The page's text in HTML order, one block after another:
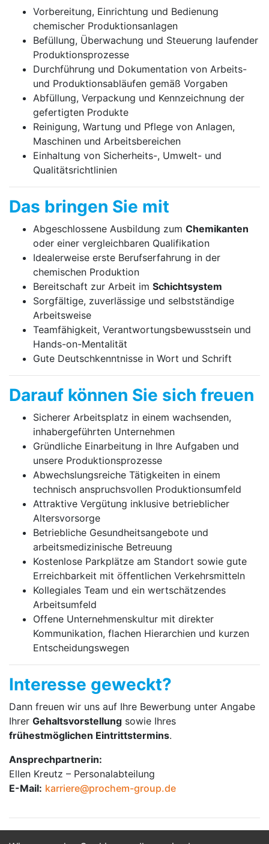
Vorbereitung, Einrichtung und Bedienung
chemischer Produktionsanlagen
Befüllung, Überwachung und Steuerung laufender
Produktionsprozesse
Durchführung und Dokumentation von Arbeits-
und Produktionsabläufen gemäß Vorgaben
Abfüllung, Verpackung und Kennzeichnung der
gefertigten Produkte
Reinigung, Wartung und Pflege von Anlagen,
Maschinen und Arbeitsbereichen
Einhaltung von Sicherheits-, Umwelt- und
Qualitätsrichtlinien
Das bringen Sie mit
Abgeschlossene Ausbildung zum Chemikanten
oder einer vergleichbaren Qualifikation
Idealerweise erste Berufserfahrung in der
chemischen Produktion
Bereitschaft zur Arbeit im Schichtsystem
Sorgfältige, zuverlässige und selbstständige
Arbeitsweise
Teamfähigkeit, Verantwortungsbewusstsein und
Hands-on-Mentalität
Gute Deutschkenntnisse in Wort und Schrift
Darauf können Sie sich freuen
Sicherer Arbeitsplatz in einem wachsenden,
inhabergeführten Unternehmen
Gründliche Einarbeitung in Ihre Aufgaben und
unsere Produktionsprozesse
Abwechslungsreiche Tätigkeiten in einem
technisch anspruchsvollen Produktionsumfeld
Attraktive Vergütung inklusive betrieblicher
Altersvorsorge
Betriebliche Gesundheitsangebote und
arbeitsmedizinische Betreuung
Kostenlose Parkplätze am Standort sowie gute
Erreichbarkeit mit öffentlichen Verkehrsmitteln
Kollegiales Team und ein wertschätzendes
Arbeitsumfeld
Offene Unternehmenskultur mit direkter
Kommunikation, flachen Hierarchien und kurzen
Entscheidungswegen
Interesse geweckt?
Dann freuen wir uns auf Ihre Bewerbung unter Angabe
Ihrer Gehaltsvorstellung sowie Ihres
frühestmöglichen Eintrittstermins.
Ansprechpartnerin:
Ellen Kreutz – Personalabteilung
E-Mail: karriere@prochem-group.de